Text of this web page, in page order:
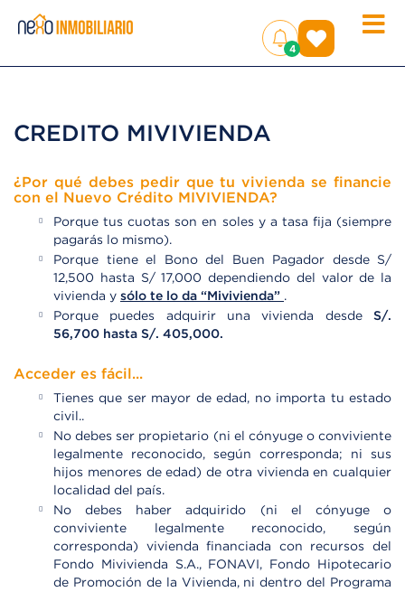
Toggle
4
()
CREDITO MIVIVIENDA
¿Por qué debes pedir que tu vivienda se financie
con el Nuevo Crédito MIVIVIENDA?
Porque tus cuotas son en soles y a tasa fija (siempre
pagarás lo mismo).
Porque tiene el Bono del Buen Pagador desde S/
12,500 hasta S/ 17,000 dependiendo del valor de la
vivienda y sólo te lo da “Mivivienda” .
Porque puedes adquirir una vivienda desde S/.
56,700 hasta S/. 405,000.
Acceder es fácil...
Tienes que ser mayor de edad, no importa tu estado
civil..
No debes ser propietario (ni el cónyuge o conviviente
legalmente reconocido, según corresponda; ni sus
hijos menores de edad) de otra vivienda en cualquier
localidad del país.
No debes haber adquirido (ni el cónyuge o
conviviente legalmente reconocido, según
corresponda) vivienda financiada con recursos del
Fondo Mivivienda S.A., FONAVI, Fondo Hipotecario
de Promoción de la Vivienda, ni dentro del Programa